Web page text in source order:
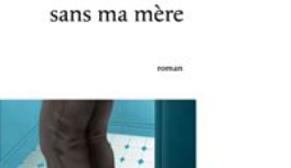
LA SUITE